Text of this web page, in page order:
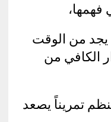
فهمها،
يجد من الوقت
الكافي من
تمريناً يصعد